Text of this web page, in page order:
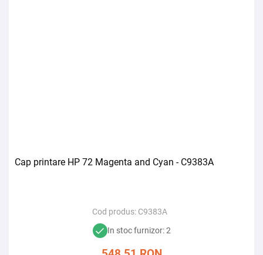
Cap printare HP 72 Magenta and Cyan - C9383A
Cod produs: C9383A
In stoc furnizor: 2